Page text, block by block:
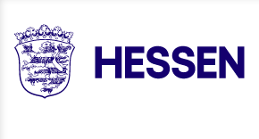
HESSEN - Hessische Landesregierung